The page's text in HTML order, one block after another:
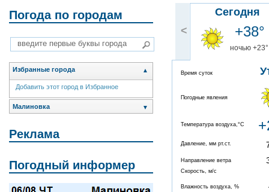
Погода по городам
Избранные города ▲
Добавить этот город в Избранное
Малиновка ▼
Реклама
Погодный информер
<
Сегодня
+38°
ночью +23°
Время суток
Погодные явления
Температура воздуха,°C
Давление, мм рт.ст.
Направление ветра
Скорость, м/с
Влажность воздуха, %